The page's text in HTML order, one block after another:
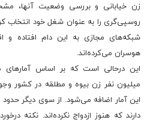
شبکه‌های مجازی به این دام افتاده و
هوسران می‌کرده‌اند.
دارند که هنوز ازدواج نکرده‌اند. نکته